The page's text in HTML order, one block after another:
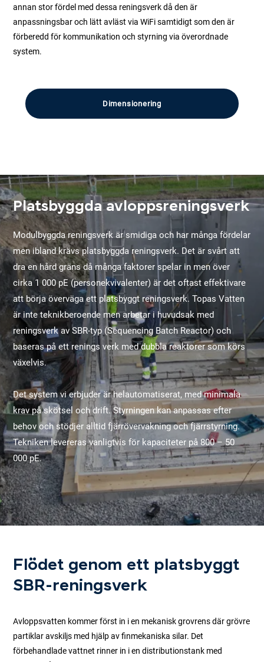
annan stor fördel med dessa reningsverk då den är
anpassningsbar och lätt avläst via WiFi samtidigt som den är
förberedd för kommunikation och styrning via överordnade
system.
Dimensionering
Platsbyggda avloppsreningsverk
Modulbyggda reningsverk är smidiga och har många fördelar
men ibland krävs platsbyggda reningsverk. Det är svårt att
dra en hård gräns då många faktorer spelar in men över
cirka 1 000 pE (personekvivalenter) är det oftast effektivare
att börja överväga ett platsbyggt reningsverk. Topas Vatten
är inte teknikberoende men arbetar i huvudsak med
reningsverk av SBR-typ (Sequencing Batch Reactor) och
baseras på ett renings verk med dubbla reaktorer som körs
växelvis.
Det system vi erbjuder är helautomatiserat, med minimala
krav på skötsel och drift. Styrningen kan anpassas efter
behov och stödjer alltid fjärrövervakning och fjärrstyrning.
Tekniken levereras vanligtvis för kapaciteter på 800 – 50
000 pE.
Flödet genom ett platsbyggt
SBR-reningsverk
Avloppsvatten kommer först in i en mekanisk grovrens där grövre
partiklar avskiljs med hjälp av finmekaniska silar. Det
förbehandlade vattnet rinner in i en distributionstank med